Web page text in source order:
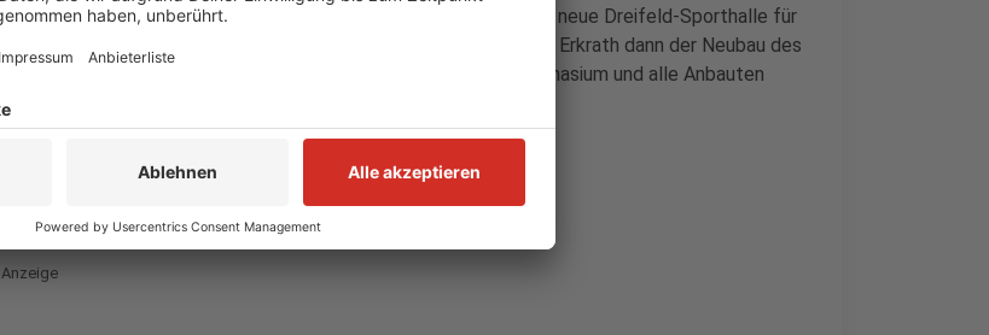
damit sie anschließend abgerissen werden kann. Danach wird eine neue Dreifeld-Sporthalle für
das Gymnasium gebaut. Anfang nächsten Jahres steht laut Stadt Erkrath dann der Neubau des
Gymnasiums selbst an. Komplett fertig sein sollen das neue Gymnasium und alle Anbauten
dann bis Sommer 2026.
Auch auf den üblichen Podcast-Plattformen
Anzeige